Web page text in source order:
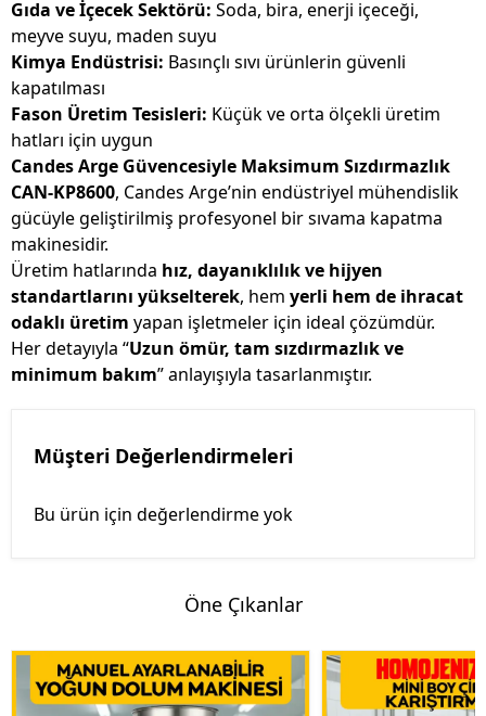
Gıda ve İçecek Sektörü: Soda, bira, enerji içeceği,
meyve suyu, maden suyu
Kimya Endüstrisi: Basınçlı sıvı ürünlerin güvenli
kapatılması
Fason Üretim Tesisleri: Küçük ve orta ölçekli üretim
hatları için uygun
Candes Arge Güvencesiyle Maksimum Sızdırmazlık
CAN-KP8600, Candes Arge’nin endüstriyel mühendislik
gücüyle geliştirilmiş profesyonel bir sıvama kapatma
makinesidir.
Üretim hatlarında hız, dayanıklılık ve hijyen
standartlarını yükselterek, hem yerli hem de ihracat
odaklı üretim yapan işletmeler için ideal çözümdür.
Her detayıyla “Uzun ömür, tam sızdırmazlık ve
minimum bakım” anlayışıyla tasarlanmıştır.
Müşteri Değerlendirmeleri
Bu ürün için değerlendirme yok
Öne Çıkanlar